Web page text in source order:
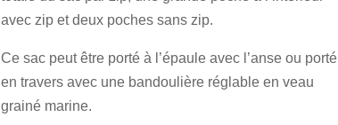
avec zip et deux poches sans zip.
Ce sac peut être porté à l’épaule avec l’anse ou porté
en travers avec une bandoulière réglable en veau
grainé marine.